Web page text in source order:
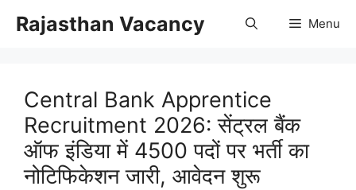
Rajasthan Vacancy Menu
Central Bank Apprentice
Recruitment 2026: सेंट्रल बैंक
ऑफ इंडिया में 4500 पदों पर भर्ती का
नोटिफिकेशन जारी, आवेदन शुरू